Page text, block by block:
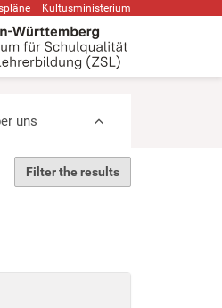
Kultusministerium
uns
Filter the results